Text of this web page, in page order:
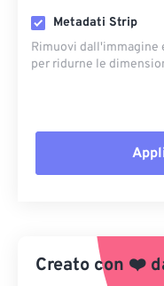
Metadati Strip
Rimuovi dall'immagine
per ridurne le
Applica da
Salva come
Creato con ❤️